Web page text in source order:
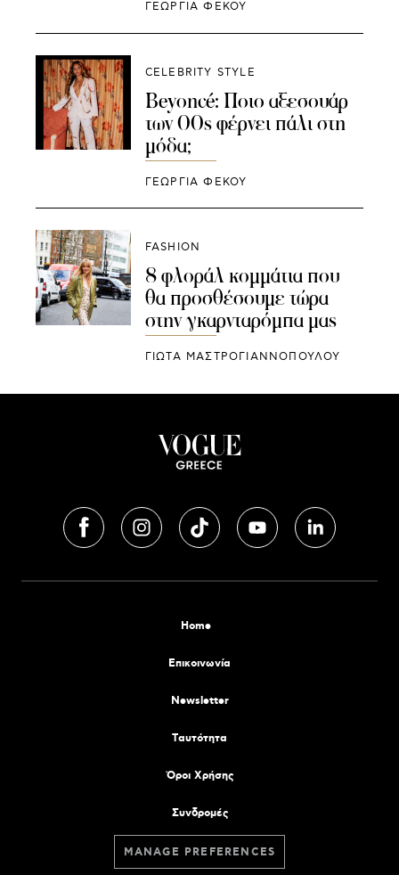
ΓΕΩΡΓΙΑ ΦΕΚΟΥ
CELEBRITY STYLE
Beyoncé: Ποιο αξεσουάρ
των 00s φέρνει πάλι στη
μόδα;
ΓΕΩΡΓΙΑ ΦΕΚΟΥ
FASHION
8 φλοράλ κομμάτια που
θα προσθέσουμε τώρα
στην γκαρνταρόμπα μας
ΓΙΩΤΑ ΜΑΣΤΡΟΓΙΑΝΝΟΠΟΥΛΟΥ
Home
Επικοινωνία
Newsletter
Tαυτότητα
Όροι Χρήσης
Συνδρομές
MANAGE PREFERENCES